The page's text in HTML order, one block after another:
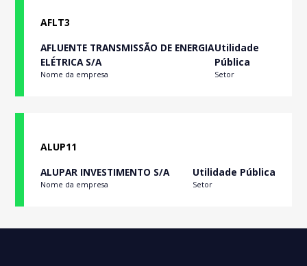
AFLT3
AFLUENTE TRANSMISSÃO DE ENERGIA
ELÉTRICA S/A
Nome da empresa
Utilidade
Pública
Setor
ALUP11
ALUPAR INVESTIMENTO S/A
Nome da empresa
Utilidade Pública
Setor